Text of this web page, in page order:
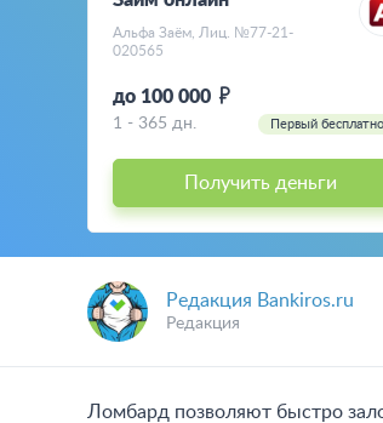
Альфа Заём, Лиц. №77-21-
020565
до 100 000
1 - 365 дн. Первый бесплатно
Получить деньги
Редакция Bankiros.ru
Редакция
Ломбард позволяют быстро